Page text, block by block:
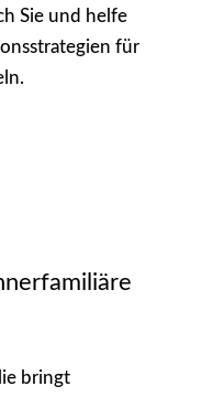
Sie und helfe
für
bringt